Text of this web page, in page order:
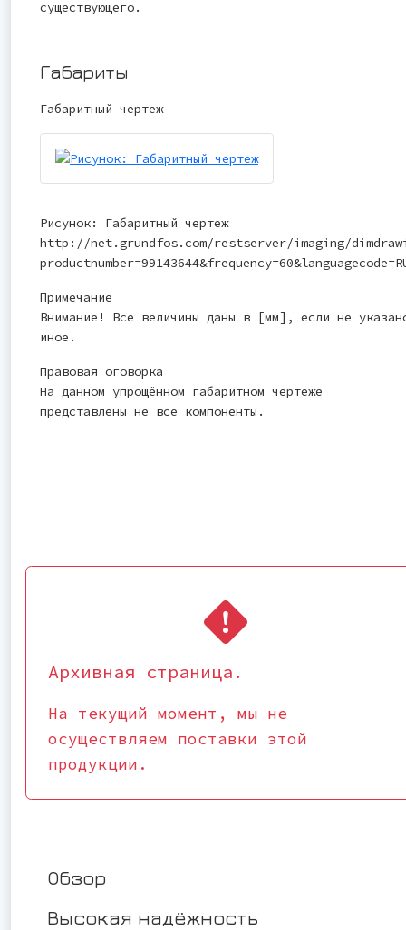
существующего.
Габариты
Габаритный чертеж
Рисунок: Габаритный чертеж
http://net.grundfos.com/restserver/imaging/
Примечание
Внимание! Все величины даны в [мм], если не
иное.
Правовая оговорка
На данном упрощённом габаритном чертеже
представлены не все компоненты.
Архивная страница.
На текущий момент, мы не
осуществляем поставки этой
продукции.
Обзор
Высокая надёжность